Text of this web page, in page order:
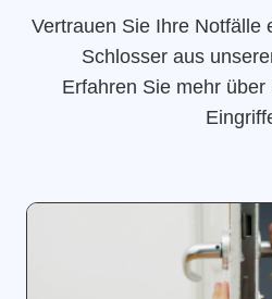
Vertrauen Sie Ihre Notfälle
Schlosser aus
Erfahren Sie mehr